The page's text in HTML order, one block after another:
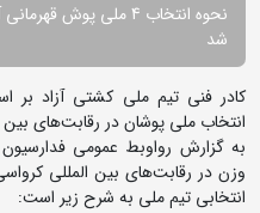
نحوه انتخاب 4 ملی
شد
کادر فنی تیم ملی کشتی آزاد بر
انتخاب ملی پوشان در رقابت‌های بین
انتخابی تیم ملی به شرح زیر است: